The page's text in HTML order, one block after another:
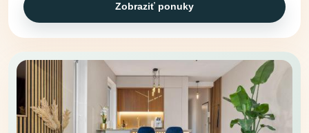
Zobraziť ponuky